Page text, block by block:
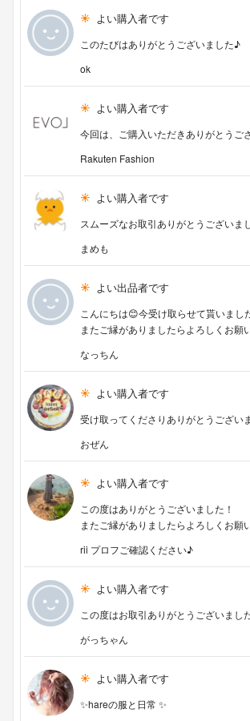
よい購入者です
このたびはありがとうございました♪
ok
よい購入者です
今回は、ご購入いただきありがとうご
Rakuten Fashion
よい購入者です
スムーズなお取引ありがとうございま
まめも
よい出品者です
こんにちは😊今受け取らせて貰いま
またご縁がありましたらよろしくお願
なっちん
よい購入者です
受け取ってくださりありがとうござい
おぜん
よい購入者です
この度はありがとうございました！
またご縁がありましたらよろしくお願
rii プロフご確認ください♪
よい購入者です
この度はお取引ありがとうございまし
がっちゃん
よい購入者です
✨hareの服と日常 ✨